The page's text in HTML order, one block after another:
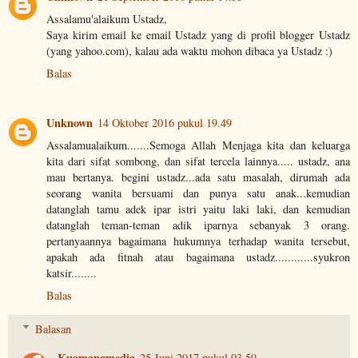
Assalamu'alaikum Ustadz,
Saya kirim email ke email Ustadz yang di profil blogger Ustadz
(yang yahoo.com), kalau ada waktu mohon dibaca ya Ustadz :)
Balas
Unknown 14 Oktober 2016 pukul 19.49
Assalamualaikum.......Semoga Allah Menjaga kita dan keluarga
kita dari sifat sombong, dan sifat tercela lainnya..... ustadz, ana
mau bertanya. begini ustadz...ada satu masalah, dirumah ada
seorang wanita bersuami dan punya satu anak...kemudian
datanglah tamu adek ipar istri yaitu laki laki, dan kemudian
datanglah teman-teman adik iparnya sebanyak 3 orang.
pertanyaannya bagaimana hukumnya terhadap wanita tersebut,
apakah ada fitnah atau bagaimana ustadz............syukron
katsir........
Balas
Balasan